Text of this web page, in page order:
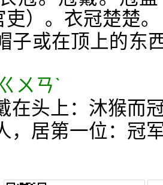
）。衣冠楚楚。
子或在顶上的东
ㄨㄢˋ
在头上：沐猴而
，居第一位：冠